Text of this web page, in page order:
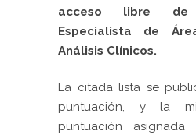
acceso libre de
Especialista de
Análisis Clínicos.
La citada lista se
puntuación, y la
puntuación